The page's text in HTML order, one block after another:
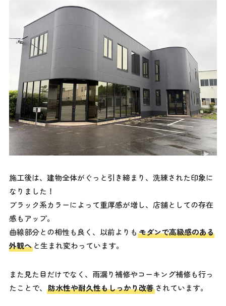
施工後は、建物全体がぐっと引き締まり、洗練された印象に
なりました！
ブラック系カラーによって重厚感が増し、店舗としての存在
感もアップ。
曲線部分との相性も良く、以前よりも モダンで高級感のある
外観へと生まれ変わっています。
また見た目だけでなく、雨漏り補修やコーキング補修も行っ
たことで、 防水性や耐久性もしっかり改善されています。